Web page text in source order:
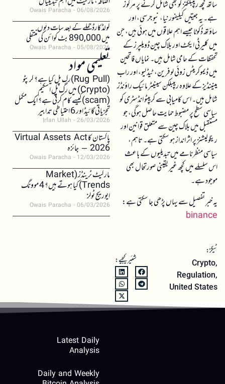
ساتھ کچھ ریپبلکنز کو بھی شامل کرنے پر مرکوز
ہے۔ یہ جیتیں کیلیفورنیا، نیو جرسی، اور
ساؤتھ ڈکوٹا جیسے اہم علاقوں میں ہوئی ہیں، جن
میں کلیرٹی ایکٹ اور بلاک چین ڈویلپرز کے
تحفظات کے حامی شامل ہیں۔ نمایاں فاتحین
میں ڈیموکریٹس زوئی لوفرین، ٹیڈ لیو، اور راب
مینینڈیز کے علاوہ ریپبلکن سینیٹر مائیک راؤنڈز
شامل ہیں۔ اس کامیابی سے کریپٹو انڈسٹری کو
سیاسی سطح پر مضبوط حمایت حاصل ہوگی، جو
مستقبل میں بلاک چین سے متعلق قوانین اور
ریگولیشنز پر اثر انداز ہو سکتی ہے۔ تاہم،
سیاسی منظرنامے میں تبدیلیوں کے باعث
اس سلسلے میں کچھ غیر یقینی صورتحال بھی
موجود ہے۔
یہ خبر تفصیل سے یہاں پڑھی جا سکتی ہے:
binance
ٹیگز:
Crypto,
Regulation,
United States
شئیر کیجیے:
Owais Paracha 06/08/2026
کولڈکارڈ حملے کے بعد سات دنوں
میں 890,000 بٹ کوائن کی منتقلی
Owais Paracha 05/08/2026
تعلیمی مواد(Rug Pull)رگ پل کیا ہے؟ کرپٹو
(Crypto) میں رگ پل اسکیم
(scam)کیسے کام کرتی ہے؟ ایک مکمل
تجزیاتی گائیڈ اور 6 احتیاطی تدابیر
Irfan Ullah 26/03/2026
پاکستان کا Virtual Assets Act
2026 – جائزہ
Owais Paracha 12/03/2026
مارکیٹ ٹرینڈز (Market
Trends) کیا ہوتے ہیں؟ 4 موونگ
ایوریج ٹولز
Owais Paracha 06/03/2026
Latest Daily
Analysis
Daily and Weekly